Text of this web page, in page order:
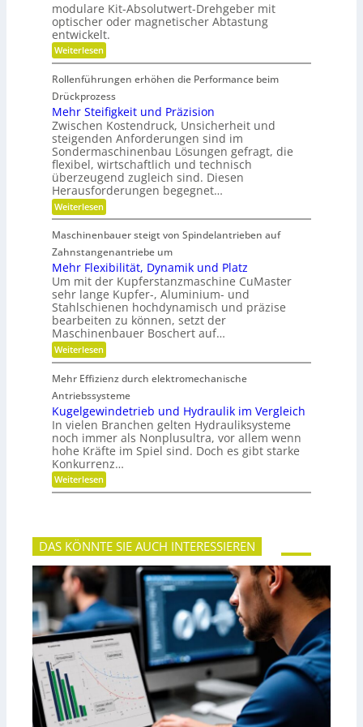
h
s
F
r
i
h
e
t
s
g
r
a
d
e
n
r
e
n
c
h
a
f
t
n
d
e
r
K
u
n
s
t
s
t
o
f
f
b
r
a
n
c
h
e
e
r
e
B
e
t
r
e
b
z
e
i
t
d
a
n
k
l
a
s
g
l
e
i
c
h
modulare Kit-Absolutwert-Drehgeber mit
optischer oder magnetischer Abtastung
entwickelt.
Weiterlesen:
B
t
t
e
r
e
-
u
n
d
g
e
t
r
i
e
b
e
l
o
s
Rollenführungen erhöhen die Performance beim
Drückprozess
Mehr Steifigkeit und Präzision
Zwischen Kostendruck, Unsicherheit und
steigenden Anforderungen sind im
Sondermaschinenbau Lösungen gefragt, die
flexibel, wirtschaftlich und technisch
überzeugend zugleich sind. Diesen
Herausforderungen begegnet…
Weiterlesen:
M
h
r
S
t
e
i
f
i
g
k
e
i
t
n
d
P
r
ä
z
i
s
i
Maschinenbauer steigt von Spindelantrieben auf
Zahnstangenantriebe um
Mehr Flexibilität, Dynamik und Platz
Um mit der Kupferstanzmaschine CuMaster
sehr lange Kupfer-, Aluminium- und
Stahlschienen hochdynamisch und präzise
bearbeiten zu können, setzt der
Maschinenbauer Boschert auf…
Weiterlesen:
M
h
r
F
l
e
x
i
b
i
l
i
,
D
y
n
m
i
k
u
n
d
P
l
a
t
z
Mehr Effizienz durch elektromechanische
Antriebssysteme
Kugelgewindetrieb und Hydraulik im Vergleich
In vielen Branchen gelten Hydrauliksysteme
noch immer als Nonplusultra, vor allem wenn
hohe Kräfte im Spiel sind. Doch es gibt starke
Konkurrenz…
Weiterlesen:
K
l
g
e
w
d
t
r
i
e
b
u
n
d
H
DAS KÖNNTE SIE AUCH INTERESSIEREN